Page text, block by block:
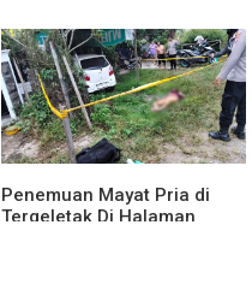
dan Mendukung UMKM
Penemuan Mayat Pria di
Tergeletak Di Halaman